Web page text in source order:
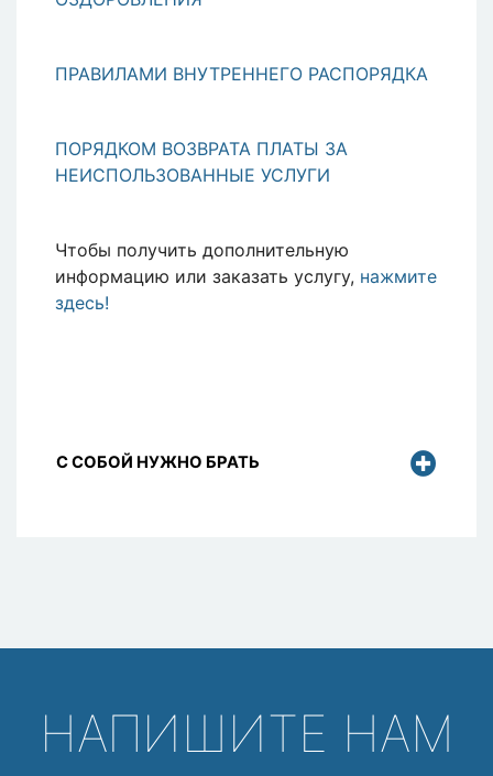
ПРАВИЛАМИ ВНУТРЕННЕГО РАСПОРЯДКА
ПОРЯДКОМ ВОЗВРАТА ПЛАТЫ ЗА
НЕИСПОЛЬЗОВАННЫЕ УСЛУГИ
Чтобы получить дополнительную
информацию или заказать услугу, нажмите
здесь!
С СОБОЙ НУЖНО БРАТЬ
НАПИШИТЕ НАМ